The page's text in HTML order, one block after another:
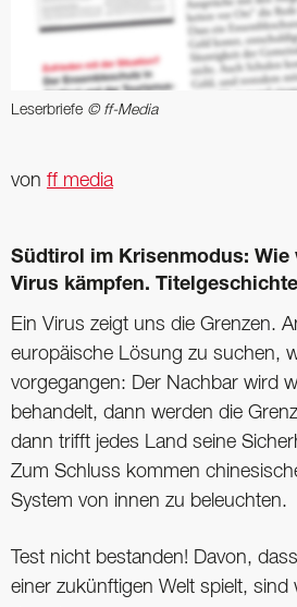
Leserbriefe © ff-Media
von ff media
Südtirol im ­Krisenmodus: Wie
Virus kämpfen.
Ein Virus zeigt uns die Grenzen.
europäische Lösung zu suchen,
vorgegangen: Der Nachbar wird
behandelt, dann werden die
dann trifft jedes Land seine
Zum Schluss kommen
System von innen zu beleuchten.
Test nicht bestanden! Davon,
einer zukünftigen Welt spielt, sind